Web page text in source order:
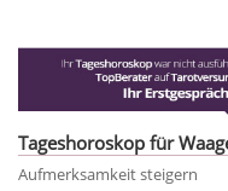
Tageshoroskop für
Aufmerksamkeit steigern